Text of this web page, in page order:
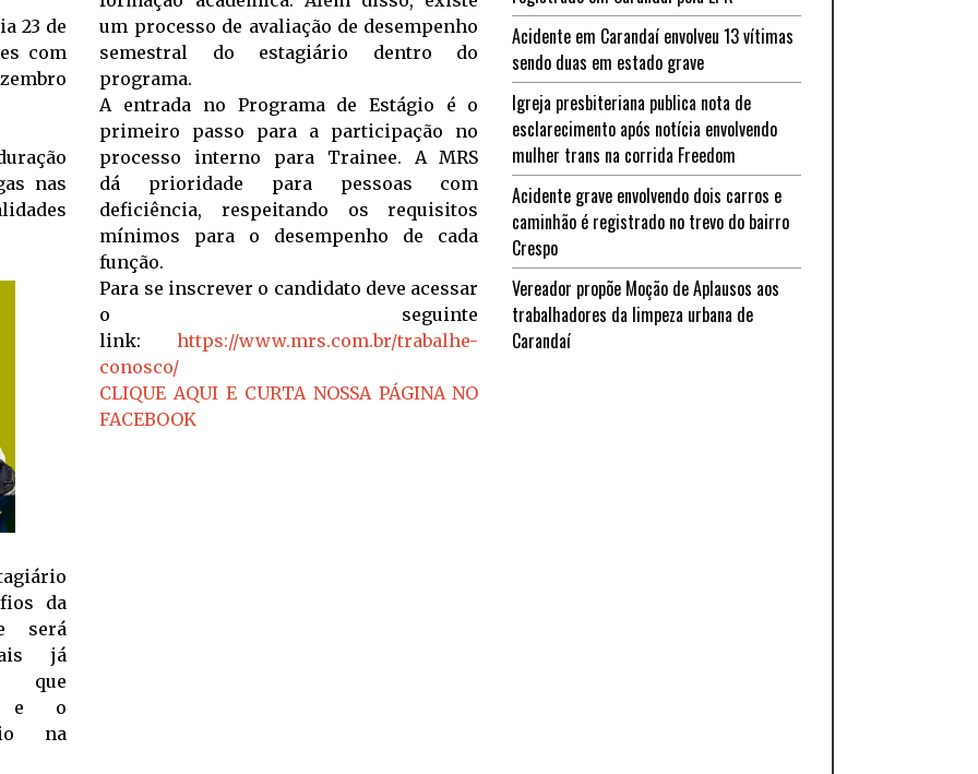
23 de
com
nas
da
será
já
que
e o
na
um processo de avaliação de desempenho
semestral do estagiário dentro do
programa.
A entrada no Programa de Estágio é o
primeiro passo para a participação no
processo interno para Trainee. A MRS
dá prioridade para pessoas com
deficiência, respeitando os requisitos
mínimos para o desempenho de cada
função.
Para se inscrever o candidato deve acessar
o seguinte
link:https://www.mrs.com.br/trabalhe-
conosco/
CLIQUE AQUI E CURTA NOSSA PÁGINA NO
FACEBOOK
Acidente em Carandaí envolveu 13 vítimas
sendo duas em estado grave
Igreja presbiteriana publica nota de
esclarecimento após notícia envolvendo
mulher trans na corrida Freedom
Acidente grave envolvendo dois carros e
caminhão é registrado no trevo do bairro
Crespo
Vereador propõe Moção de Aplausos aos
trabalhadores da limpeza urbana de
Carandaí